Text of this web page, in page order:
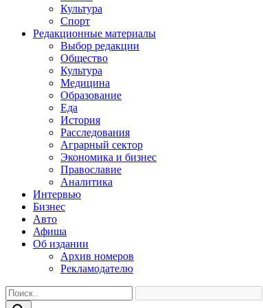
Культура
Спорт
Редакционные материалы
Выбор редакции
Общество
Культура
Медицина
Образование
Еда
История
Расследования
Аграрный сектор
Экономика и бизнес
Православие
Аналитика
Интервью
Бизнес
Авто
Афиша
Об издании
Архив номеров
Рекламодателю